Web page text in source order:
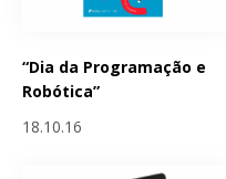
“Dia da Programação e
Robótica”
18.10.16